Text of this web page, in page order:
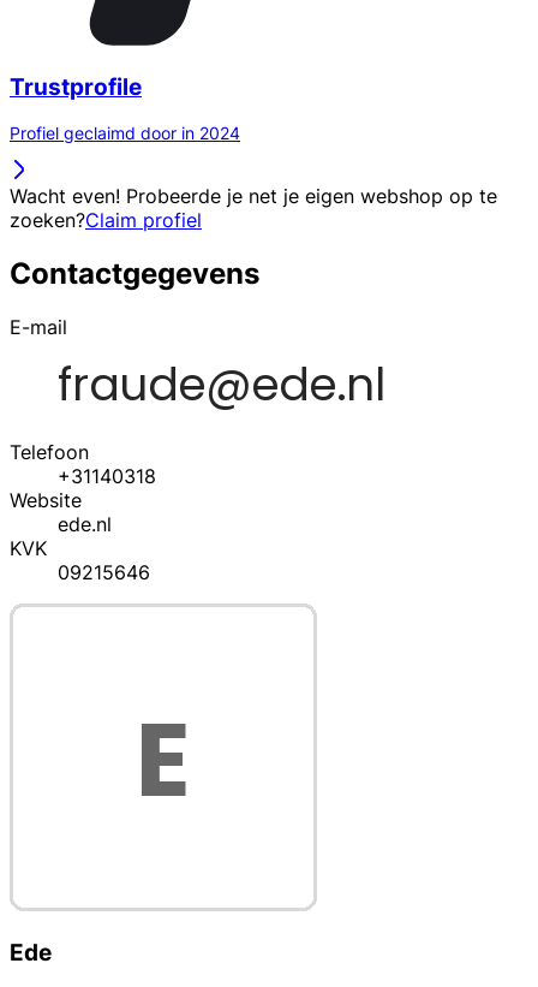
Trustprofile
Profiel geclaimd door in 2024
Wacht even! Probeerde je net je eigen webshop op te
zoeken?Claim profiel
Contactgegevens
E-mail
Telefoon
+31140318
Website
ede.nl
KVK
09215646
Ede